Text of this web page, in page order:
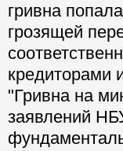
гривна
грозящей
кредиторами
"Гривна на
заявлений